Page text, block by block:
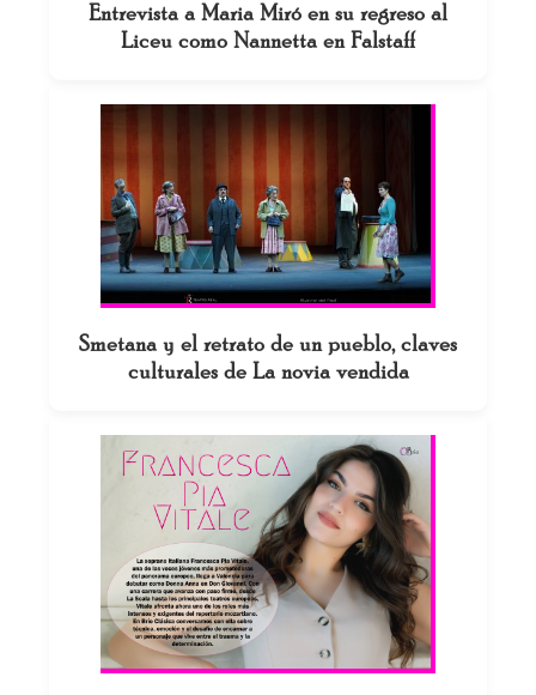
Entrevista a Maria Miró en su regreso al
Liceu como Nannetta en Falstaff
Smetana y el retrato de un pueblo, claves
culturales de La novia vendida